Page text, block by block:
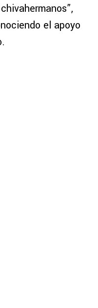
el apoyo